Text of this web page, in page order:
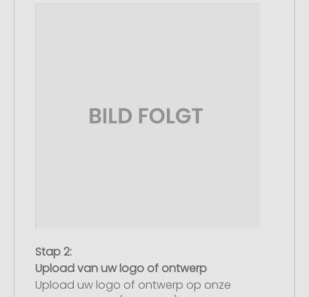
Stap 2:
Upload van uw logo of ontwerp
Upload uw logo of ontwerp op onze